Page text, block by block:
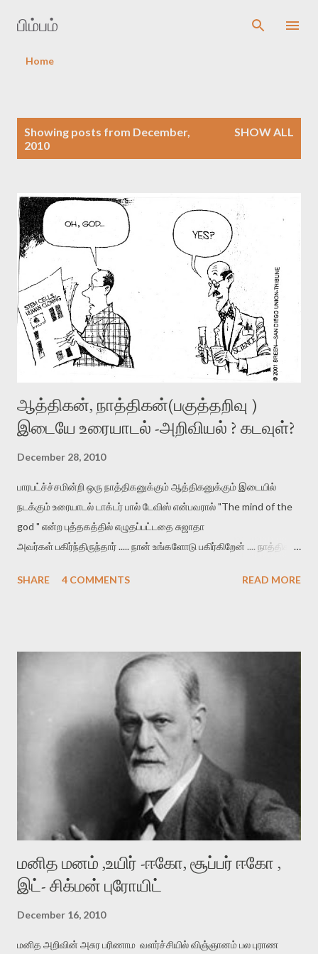
பிம்பம்
Home
Showing posts from December,
2010
SHOW ALL
ஆத்திகன், நாத்திகன்(பகுத்தறிவு )
இடையே உரையாடல் -அறிவியல் ? கடவுள்?
December 28, 2010
பாரபட்ச்ச்சமின்றி ஒரு நாத்திகனுக்கும் ஆத்திகனுக்கும் இடையில்
நடக்கும் உரையாடல் டாக்டர் பால் டேவிஸ் என்பவரால் "The mind of the
god " என்ற புத்தகத்தில் எழுதப்பட்டதை சுஜாதா
அவர்கள் பகிர்ந்திருந்தார் ..... நான் உங்களோடு பகிர்கிறேன் .... நாத்திகன்
கடவுள் தான் காரணம் .கல்லுக்குள் தேரை ,கருப்பை உயிருக்கு எல்லாம்
அறிவியல் எல்லாவற்றின் இயற்கையையும் விளக்க கடவுளின்
பொறுப்புக்கள் படிப்படியாக குறைந்து வருகிறது . அந்த முதல்
வெடிவரை( பிக் பாங் ) கடவுளே இல்லாமல் போய்விட்டார்கள் . அதற்க்கு
மட்டும் எதற்கு ஒரு கடவுள் தேவைப்படும் என்கிறாய் . ஆத்தீகன் :-
உங்கள் அறிவியலால் எல்லாவற்றையும் விளக்க முடியாது . உலகில் பல
விந்தைகள் உள்ளன. உதாரணமாக ,பெரிய வியப்பு உலகில் - முதல் உயிர்
எப்படி உருவானது என்பதே சரியாக விளக்கப்படவில்லை .உங்கள்
SHARE 4 COMMENTS READ MORE
மனித மனம் ,உயிர் -ஈகோ, சூப்பர் ஈகோ ,
இட்- சிக்மன் புரோயிட்
December 16, 2010
மனித அறிவின் அசுர பரிணாம வளர்ச்சியில் விஞ்ஞானம் பல புராண